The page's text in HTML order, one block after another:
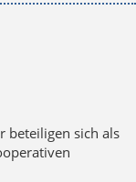
beteiligen sich als